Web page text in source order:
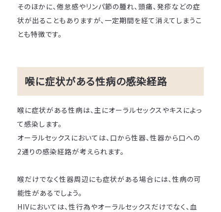
そのほかに、倦怠感やリンパ節の腫れ、頭痛、発疹などの症
状が出ることもありますが、一定期間を経て消えてしまうこ
とも特徴です。
喉に症状がある性病の感染経路
喉に症状がある性病は、主にオーラルセックスやキスによっ
て感染します。
オーラルセックスにおいては、口から性器、性器から口への
2通りの感染経路が考えられます。
喉だけでなく性器周辺にも症状がある場合には、性病の可
能性があるでしょう。
HIVにおいては、性行為やオーラルセックスだけでなく、血